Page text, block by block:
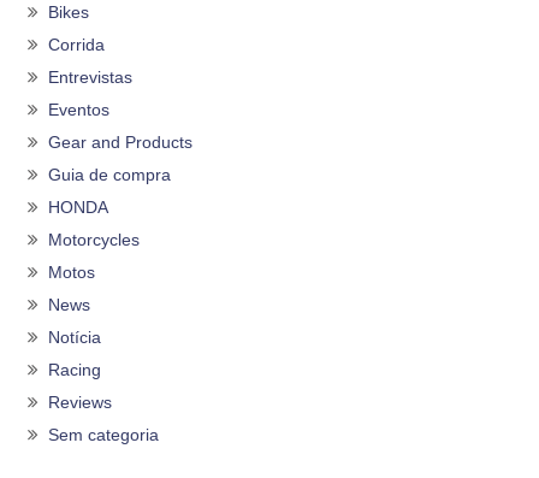
Bikes
Corrida
Entrevistas
Eventos
Gear and Products
Guia de compra
HONDA
Motorcycles
Motos
News
Notícia
Racing
Reviews
Sem categoria